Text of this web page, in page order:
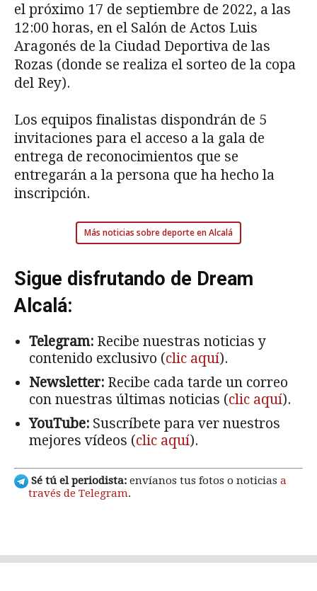
el próximo 17 de septiembre de 2022, a las
12:00 horas, en el Salón de Actos Luis
Aragonés de la Ciudad Deportiva de las
Rozas (donde se realiza el sorteo de la copa
del Rey).
Los equipos finalistas dispondrán de 5
invitaciones para el acceso a la gala de
entrega de reconocimientos que se
entregarán a la persona que ha hecho la
inscripción.
Más noticias sobre deporte en Alcalá
Sigue disfrutando de Dream
Alcalá:
Telegram: Recibe nuestras noticias y
contenido exclusivo (clic aquí).
Newsletter: Recibe cada tarde un correo
con nuestras últimas noticias (clic aquí).
YouTube: Suscríbete para ver nuestros
mejores vídeos (clic aquí).
Sé tú el periodista: envíanos tus fotos o noticias a
través de Telegram.